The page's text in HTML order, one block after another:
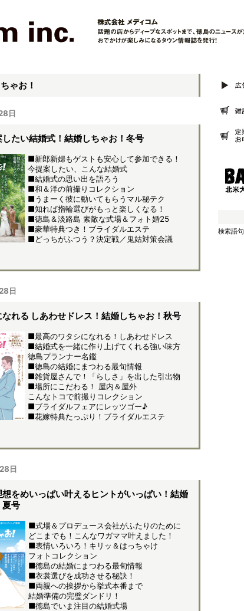
ゃお！
日
したい結婚式！結婚しちゃお！冬号
■新郎新婦もゲストも安心して参加できる！
今提案したい、こんな結婚式
■結婚式の思い出を語ろう
■和＆洋の前撮りコレクション
■うまーく彼に動いてもらうマル秘テク
■知れば指輪選びがもっと楽しくなる！
■徳島＆淡路島 素敵な式場＆フォト婚25
■豪華特典つき！ブライダルエステ
■どっちがふつう？決定戦／鬼姑対策会議
日
れる しあわせドレス！結婚しちゃお！秋号
■最高のワタシになれる！しあわせドレス
■結婚式を一緒に作り上げてくれる強い味方
徳島プランナー名鑑
■徳島の結婚にまつわる最旬情報
■雑貨屋さんで！「らしさ」を出した引出物
■場所にこだわる！ 屋内＆屋外
こんなトコで前撮りコレクション
■ブライダルフェアにレッツゴー♪
■花嫁特典たっぷり！ブライダルエステ
日
をめいっぱい叶えるヒントがいっぱい！結婚
夏号
■式場＆プロデュース会社がふたりのために
どこまでも！こんなワガママ叶えました！
■表情いろいろ！キリッ＆はっちゃけ
フォトコレクション
■徳島の結婚にまつわる最旬情報
■衣裳選びを成功させる秘訣！
■両親への挨拶から挙式本番まで
結婚準備の完璧ダンドリ！
■徳島でいま注目の結婚式場
検索語句